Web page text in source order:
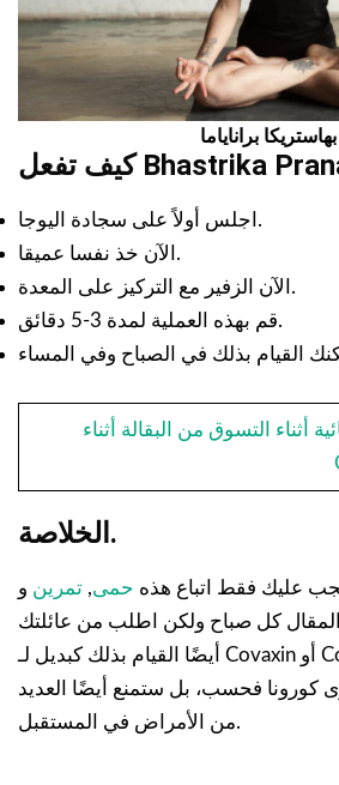
بهاستريكا براناياما
اجلس أولاً على سجادة اليوجا.
الآن خذ نفسا عميقا.
الآن الزفير مع التركيز على المعدة.
قم بهذه العملية لمدة 3-5 دقائق.
أثناء التسوق من البقالة أثناء
الخلاصة.
عليك فقط اتباع هذه حمى, تمرين و Pranayama
المقال كل صباح ولكن اطلب من عائلتك
أيضًا القيام بذلك كبديل لـ Covaxin أو Covishield. لن تحميك
كورونا فحسب، بل ستمنع أيضًا العديد
من الأمراض في المستقبل.